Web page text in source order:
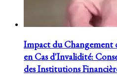
Impact du Changement
en Cas d'Invalidité:
des Institutions